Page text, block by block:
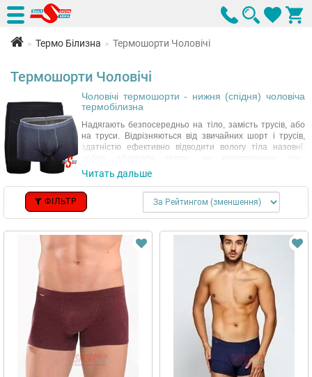
Термо Білизна Термошорти Чоловічі
Термошорти Чоловічі
Чоловічі термошорти - нижня (спідня) чоловіча
термобілизна
Надягають безпосередньо на тіло, замість трусів, або
на труси. Відрізняються від звичайних шорт і трусів,
здатністю ефективно відводити вологу тіла назовні,
Термошорти чоловічі, зазвичай виробляються з
синтетичних матеріалів. Іноді, з додаванням
натуральних компонентів (до 30-60%). Спортивні
чоловічі термошорти завжди містять більше синтетики,
ніж термошорти повсякденні. При цьому, повсякденні
тканини. Довгі чоловічі термошорти відмінно підійдуть
для активного відпочинку і поїздки на роботу,
знаходження в офісі.
Читать дальше
ФІЛЬТР